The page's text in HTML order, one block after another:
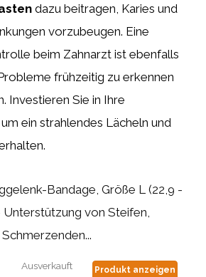
dazu beitragen, Karies und
vorzubeugen. Eine
beim Zahnarzt ist ebenfalls
frühzeitig zu erkennen
Investieren Sie in Ihre
ein strahlendes Lächeln und
Bandage, Größe L (22,9 -
Unterstützung von Steifen,
Schmerzenden...
Ausverkauft Produkt anzeigen